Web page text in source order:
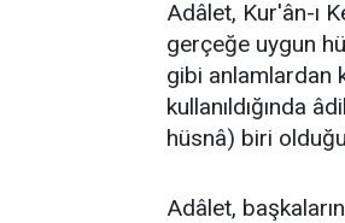
Adâlet, Kur'ân-ı
gerçeğe uygun
gibi anlamlardan
kullanıldığında
hüsnâ) biri
Adâlet,